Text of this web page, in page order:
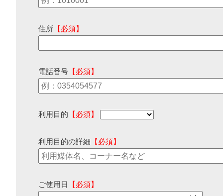
住所 【必須】
電話番号 【必須】
利用目的 【必須】
利用目的の詳細 【必須】
ご使用日 【必須】